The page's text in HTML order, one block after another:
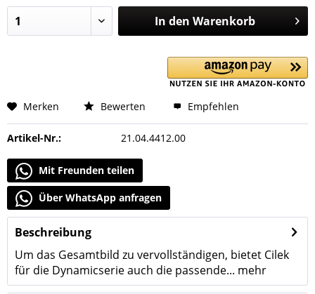
In den Warenkorb
Merken Bewerten Empfehlen
Artikel-Nr.: 21.04.4412.00
Mit Freunden teilen
Über WhatsApp anfragen
Beschreibung
Um das Gesamtbild zu vervollständigen, bietet Cilek
für die Dynamicserie auch die passende... mehr